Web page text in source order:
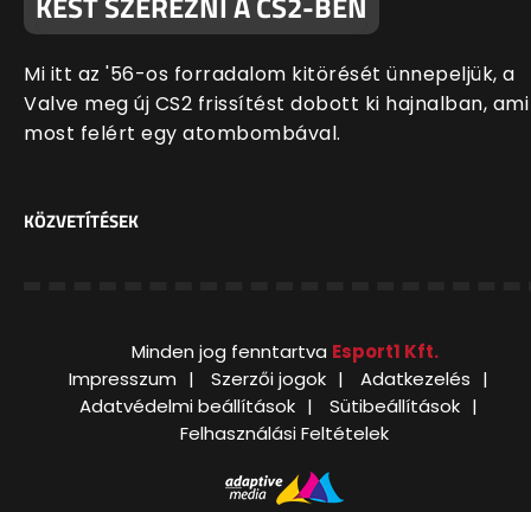
Mi itt az '56-os forradalom kitörését ünnepeljük, a
Valve meg új CS2 frissítést dobott ki hajnalban, ami
most felért egy atombombával.
KÖZVETÍTÉSEK
Minden jog fenntartva Esport1 Kft.
Impresszum
Szerzői jogok
Adatkezelés
Adatvédelmi beállítások
Sütibeállítások
Felhasználási Feltételek